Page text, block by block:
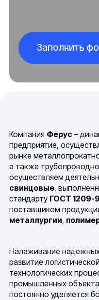
Заполнить
Компания Ферус –
предприятие,
рынке
а также
осуществляем
свинцовые,
стандарту ГОСТ 1209-
поставщиком
металлургии,
Налаживание
развитие
технологических
промышленных
постоянно уделяется